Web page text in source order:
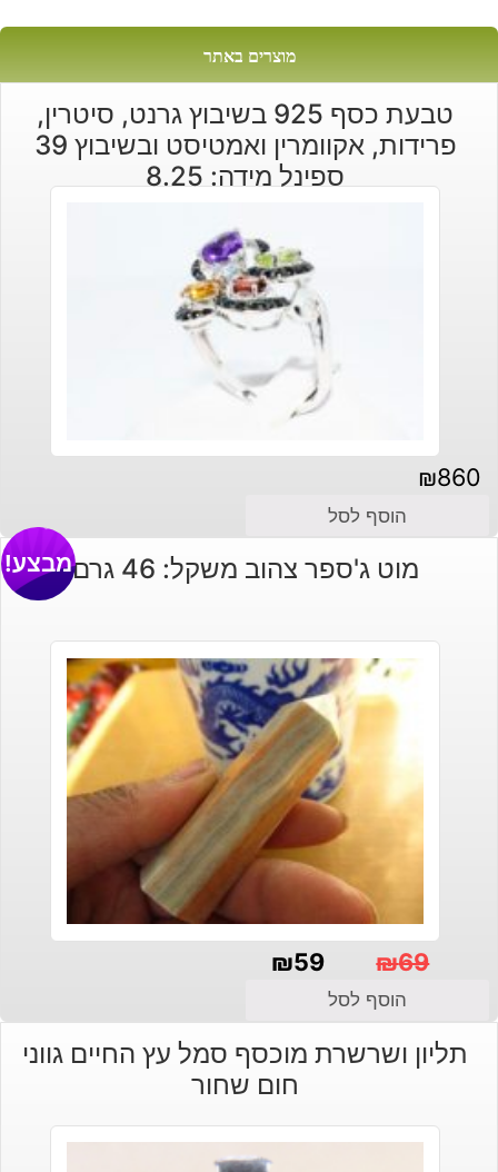
מוצרים באתר
טבעת כסף 925 בשיבוץ גרנט, סיטרין,
פרידות, אקוומרין ואמטיסט ובשיבוץ 39
ספינל מידה: 8.25
₪860
הוסף לסל
מוט ג'ספר צהוב משקל: 46 גרם מבצע!
₪69
המקורי
היה:
₪59
הנוכחי
הוא:
הוסף לסל
תליון ושרשרת מוכסף סמל עץ החיים גווני
חום שחור